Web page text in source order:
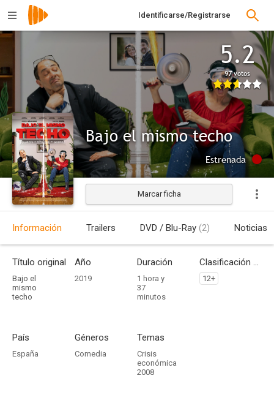
Identificarse/Registrarse
5.2
97 votos
Bajo el mismo techo
Estrenada
Marcar ficha
Información Trailers DVD / Blu-Ray (2) Noticias
Título original
Bajo el
mismo
techo
Año
2019
Duración
1 hora y
37
minutos
Clasificación por edades
12+
País
España
Géneros
Comedia
Temas
Crisis
económica
2008